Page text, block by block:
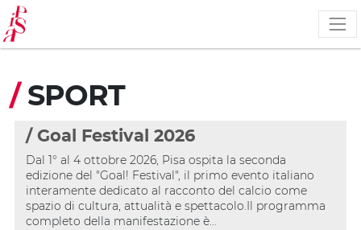
Salta
al
contenuto
principale
/ SPORT
/ Goal Festival 2026
Dal 1° al 4 ottobre 2026, Pisa ospita la seconda
edizione del "Goal! Festival", il primo evento italiano
interamente dedicato al racconto del calcio come
spazio di cultura, attualità e spettacolo.Il programma
completo della manifestazione è…